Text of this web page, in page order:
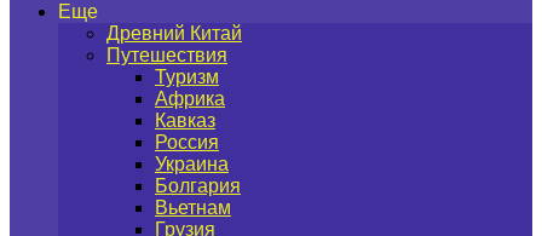
Еще
Древний Китай
Путешествия
Туризм
Африка
Кавказ
Россия
Украина
Болгария
Вьетнам
Грузия